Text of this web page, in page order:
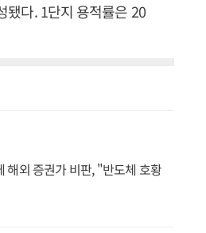
됐다. 1단지 용적률은 20
해외 증권가 비판, "반도체 호황